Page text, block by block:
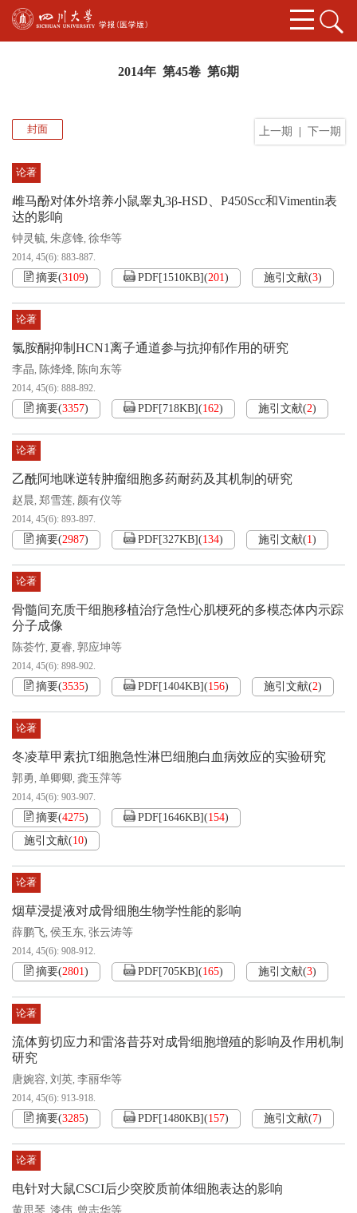
2014年 第45卷 第6期
上一期 下一期
封面
论著
雌马酚对体外培养小鼠睾丸3β-HSD、P450Scc和Vimentin表
达的影响
钟灵毓, 朱彦锋, 徐华等
2014, 45(6): 883-887.
摘要(3109) PDF[1510KB](201) 施引文献(3)
论著
氯胺酮抑制HCN1离子通道参与抗抑郁作用的研究
李晶, 陈烽烽, 陈向东等
2014, 45(6): 888-892.
摘要(3357) PDF[718KB](162) 施引文献(2)
论著
乙酰阿地咪逆转肿瘤细胞多药耐药及其机制的研究
赵晨, 郑雪莲, 颜有仪等
2014, 45(6): 893-897.
摘要(2987) PDF[327KB](134) 施引文献(1)
论著
骨髓间充质干细胞移植治疗急性心肌梗死的多模态体内示踪
分子成像
陈荟竹, 夏睿, 郭应坤等
2014, 45(6): 898-902.
摘要(3535) PDF[1404KB](156) 施引文献(2)
论著
冬凌草甲素抗T细胞急性淋巴细胞白血病效应的实验研究
郭勇, 单卿卿, 龚玉萍等
2014, 45(6): 903-907.
摘要(4275) PDF[1646KB](154)
施引文献(10)
论著
烟草浸提液对成骨细胞生物学性能的影响
薛鹏飞, 侯玉东, 张云涛等
2014, 45(6): 908-912.
摘要(2801) PDF[705KB](165) 施引文献(3)
论著
流体剪切应力和雷洛昔芬对成骨细胞增殖的影响及作用机制
研究
唐婉容, 刘英, 李丽华等
2014, 45(6): 913-918.
摘要(3285) PDF[1480KB](157) 施引文献(7)
论著
电针对大鼠CSCI后少突胶质前体细胞表达的影响